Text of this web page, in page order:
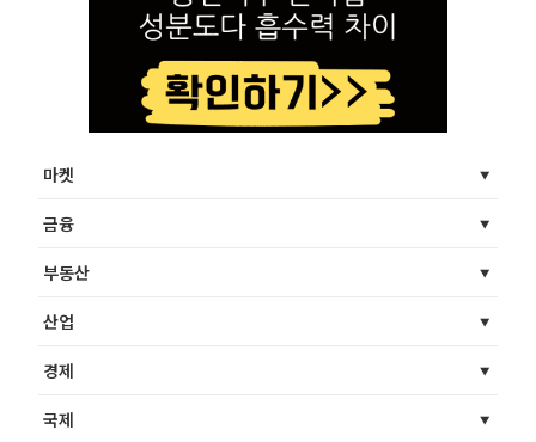
마켓
금융
부동산
산업
경제
국제